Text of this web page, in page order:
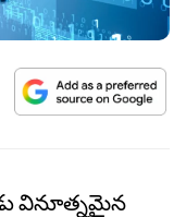
వినూత్నమైన